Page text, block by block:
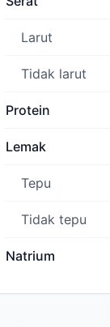
Larut
Tidak larut
Protein
Lemak
Tepu
Tidak tepu
Natrium